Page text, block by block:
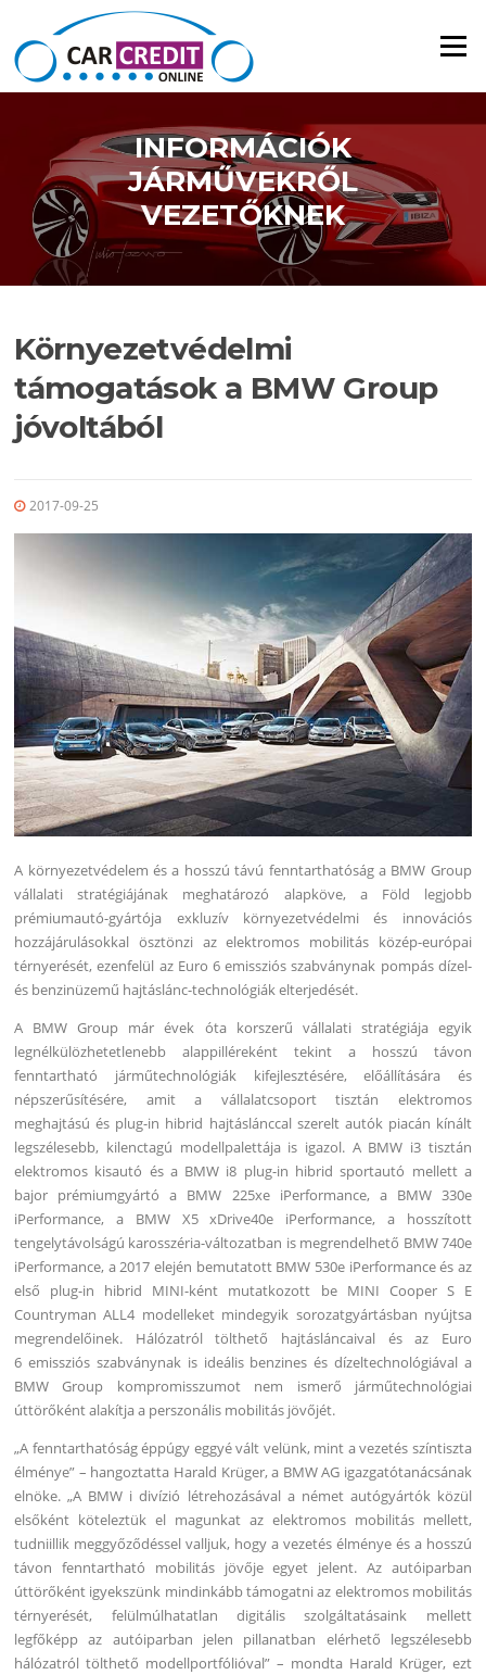
Ugrás a tartalomra
Menü
INFORMÁCIÓK
JÁRMŰVEKRŐL
VEZETŐKNEK
Környezetvédelmi
támogatások a BMW Group
jóvoltából
2017-09-25
A környezetvédelem és a hosszú távú fenntarthatóság a BMW Group
vállalati stratégiájának meghatározó alapköve, a Föld legjobb
prémiumautó-gyártója exkluzív környezetvédelmi és innovációs
hozzájárulásokkal ösztönzi az elektromos mobilitás közép-európai
térnyerését, ezenfelül az Euro 6 emissziós szabványnak pompás dízel-
és benzinüzemű hajtáslánc-technológiák elterjedését.
A BMW Group már évek óta korszerű vállalati stratégiája egyik
legnélkülözhetetlenebb alappilléreként tekint a hosszú távon
fenntartható járműtechnológiák kifejlesztésére, előállítására és
népszerűsítésére, amit a vállalatcsoport tisztán elektromos
meghajtású és plug-in hibrid hajtáslánccal szerelt autók piacán kínált
legszélesebb, kilenctagú modellpalettája is igazol. A BMW i3 tisztán
elektromos kisautó és a BMW i8 plug-in hibrid sportautó mellett a
bajor prémiumgyártó a BMW 225xe iPerformance, a BMW 330e
iPerformance, a BMW X5 xDrive40e iPerformance, a hosszított
tengelytávolságú karosszéria-változatban is megrendelhető BMW 740e
iPerformance, a 2017 elején bemutatott BMW 530e iPerformance és az
első plug-in hibrid MINI-ként mutatkozott be MINI Cooper S E
Countryman ALL4 modelleket mindegyik sorozatgyártásban nyújtsa
megrendelőinek. Hálózatról tölthető hajtásláncaival és az Euro
6 emissziós szabványnak is ideális benzines és dízeltechnológiával a
BMW Group kompromisszumot nem ismerő járműtechnológiai
úttörőként alakítja a perszonális mobilitás jövőjét.
„A fenntarthatóság éppúgy eggyé vált velünk, mint a vezetés színtiszta
élménye” – hangoztatta Harald Krüger, a BMW AG igazgatótanácsának
elnöke. „A BMW i divízió létrehozásával a német autógyártók közül
elsőként köteleztük el magunkat az elektromos mobilitás mellett,
tudniillik meggyőződéssel valljuk, hogy a vezetés élménye és a hosszú
távon fenntartható mobilitás jövője egyet jelent. Az autóiparban
úttörőként igyekszünk mindinkább támogatni az elektromos mobilitás
térnyerését, felülmúlhatatlan digitális szolgáltatásaink mellett
legfőképp az autóiparban jelen pillanatban elérhető legszélesebb
hálózatról tölthető modellportfólióval” – mondta Harald Krüger, ezt